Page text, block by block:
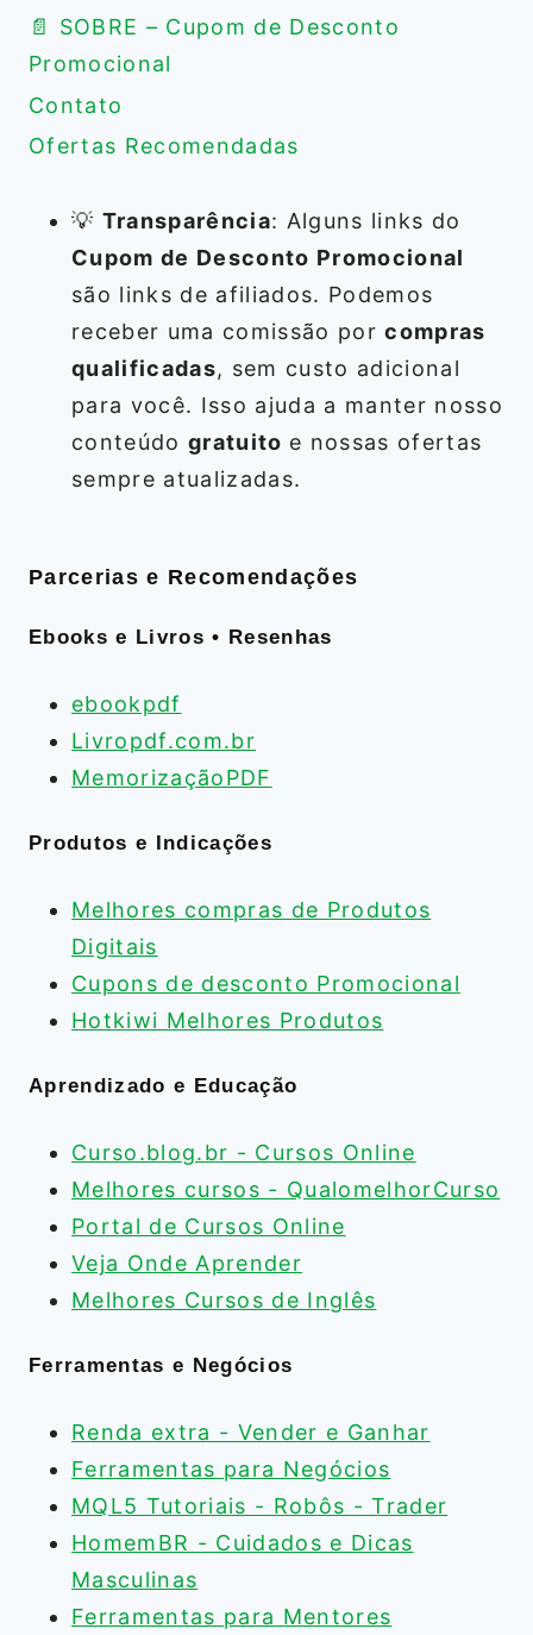
📄 SOBRE – Cupom de Desconto
Promocional
Contato
Ofertas Recomendadas
💡 Transparência: Alguns links do
Cupom de Desconto Promocional
são links de afiliados. Podemos
receber uma comissão porcompras
qualificadas, sem custo adicional
para você. Isso ajuda a manter nosso
conteúdo gratuito e nossas ofertas
sempre atualizadas.
Parcerias e Recomendações
Ebooks e Livros • Resenhas
ebookpdf
Livropdf.com.br
MemorizaçãoPDF
Produtos e Indicações
Melhores compras de Produtos
Digitais
Cupons de desconto Promocional
Hotkiwi Melhores Produtos
Aprendizado e Educação
Curso.blog.br - Cursos Online
Melhores cursos - QualomelhorCurso
Portal de Cursos Online
Veja Onde Aprender
Melhores Cursos de Inglês
Ferramentas e Negócios
Renda extra - Vender e Ganhar
Ferramentas para Negócios
MQL5 Tutoriais - Robôs - Trader
HomemBR - Cuidados e Dicas
Masculinas
Ferramentas para Mentores